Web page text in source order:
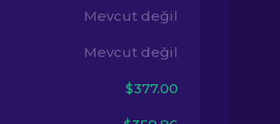
Mevcut değil
Mevcut değil
$377.00